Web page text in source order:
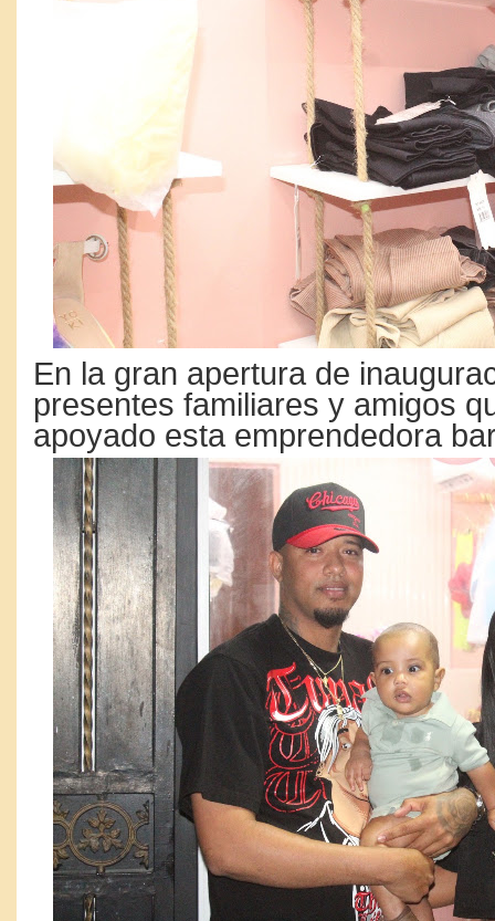
En la gran apertura de
presentes familiares y amigos
apoyado esta emprendedora